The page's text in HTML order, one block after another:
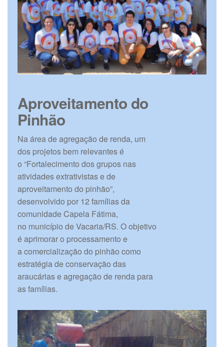
Aproveitamento do
Pinhão
Na área de agregação de renda, um
dos projetos bem relevantes é
o “Fortalecimento dos grupos nas
atividades extrativistas e de
aproveitamento do pinhão”,
desenvolvido por 12 famílias da
comunidade Capela Fátima,
no município de Vacaria/RS. O objetivo
é aprimorar o processamento e
a comercialização do pinhão como
estratégia de conservação das
araucárias e agregação de renda para
as famílias.